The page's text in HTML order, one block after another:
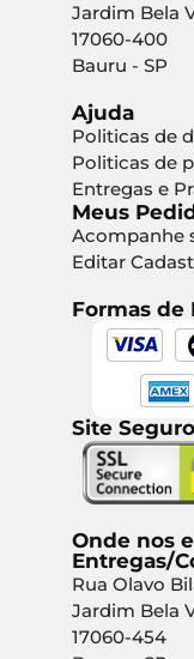
Jardim Bela
17060-400
Bauru - SP
Ajuda
Politicas de
Politicas de
Entregas e
Meus
Acompanhe
Editar
Formas de
Site Seguro
Onde nos
Entregas/
Rua Olavo
Jardim Bela
17060-454